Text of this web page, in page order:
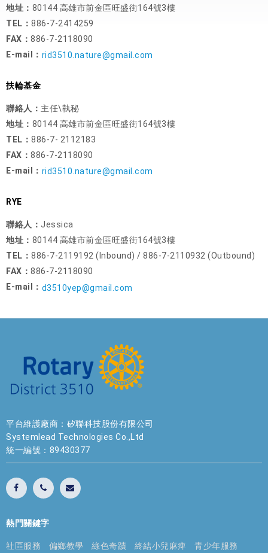
地址： 80144 高雄市前金區旺盛街164號3樓
TEL： 886-7-2414259
FAX： 886-7-2118090
E-mail： rid3510.nature@gmail.com
扶輪基金
聯絡人： 主任\執秘
地址： 80144 高雄市前金區旺盛街164號3樓
TEL： 886-7- 2112183
FAX： 886-7-2118090
E-mail： rid3510.nature@gmail.com
RYE
聯絡人： Jessica
地址： 80144 高雄市前金區旺盛街164號3樓
TEL： 886-7-2119192 (Inbound) / 886-7-2110932 (Outbound)
FAX： 886-7-2118090
E-mail： d3510yep@gmail.com
平台維護廠商：矽聯科技股份有限公司
Systemlead Technologies Co.,Ltd
統一編號：89430377
熱門關鍵字
社區服務 偏鄉教學 綠色奇蹟 終結小兒麻痺 青少年服務